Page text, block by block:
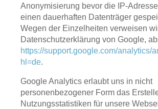
Anonymisierung bevor die IP-
einen dauerhaften Datenträger
Wegen der Einzelheiten verweisen
Datenschutzerklärung von Google,
https://support.google.com/analytics/
hl=de.
Google Analytics erlaubt uns in nicht
personenbezogener Form das
Nutzungsstatistiken für unsere